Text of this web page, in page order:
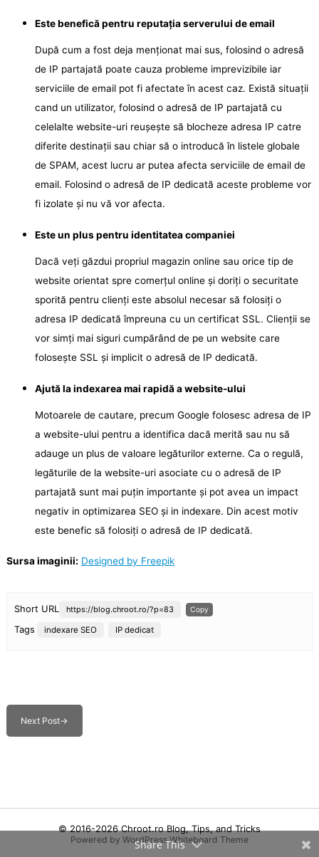
Este benefică pentru reputația serverului de email
După cum a fost deja menționat mai sus, folosind o adresă
de IP partajată poate cauza probleme imprevizibile iar
serviciile de email pot fi afectate în acest caz. Există situații
cand un utilizator, folosind o adresă de IP partajată cu
celelalte website-uri reușește să blocheze adresa IP catre
diferite destinații sau chiar să o introducă în listele globale
de SPAM, acest lucru ar putea afecta serviciile de email de
email. Folosind o adresă de IP dedicată aceste probleme vor
fi izolate și nu vă vor afecta.
Este un plus pentru identitatea companiei
Dacă veți găzdui propriul magazin online sau orice tip de
website orientat spre comerțul online și doriți o securitate
sporită pentru clienți este absolul necesar să folosiți o
adresa IP dedicată împreuna cu un certificat SSL. Clienții se
vor simți mai siguri cumpărând de pe un website care
folosește SSL și implicit o adresă de IP dedicată.
Ajută la indexarea mai rapidă a website-ului
Motoarele de cautare, precum Google folosesc adresa de IP
a website-ului pentru a identifica dacă merită sau nu să
adauge un plus de valoare legăturilor externe. Ca o regulă,
legăturile de la website-uri asociate cu o adresă de IP
partajată sunt mai puțin importante și pot avea un impact
negativ in optimizarea SEO și in indexare. Din acest motiv
este benefic să folosiți o adresă de IP dedicată.
Sursa imaginii: Designed by Freepik
Short URL https://blog.chroot.ro/?p=83 Copy
Tags indexare SEO IP dedicat
Next Post→
© 2016-2026Chroot.ro Blog, Tips, and Tricks
Powered by WordPressWhiteboard Theme
Share This